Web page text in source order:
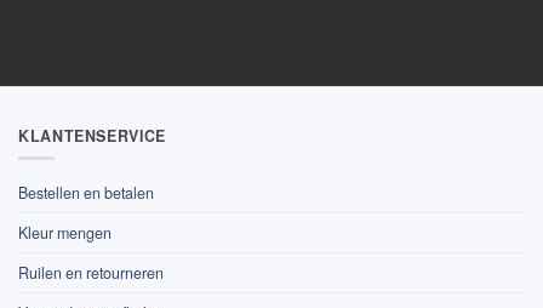
KLANTENSERVICE
Bestellen en betalen
Kleur mengen
Ruilen en retourneren